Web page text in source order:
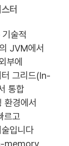
터
술적
JVM에서
부에
터 그리드(In-
통합
환경에서
르고
입니다
memory